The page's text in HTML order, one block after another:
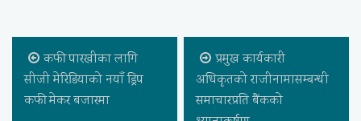
कफी पारखीका लागि
सीजी मेरिडियाको नयाँ ड्रिप
कफी मेकर बजारमा
प्रमुख कार्यकारी
अधिकृतको राजीनामासम्बन्धी
समाचारप्रति बैंकको